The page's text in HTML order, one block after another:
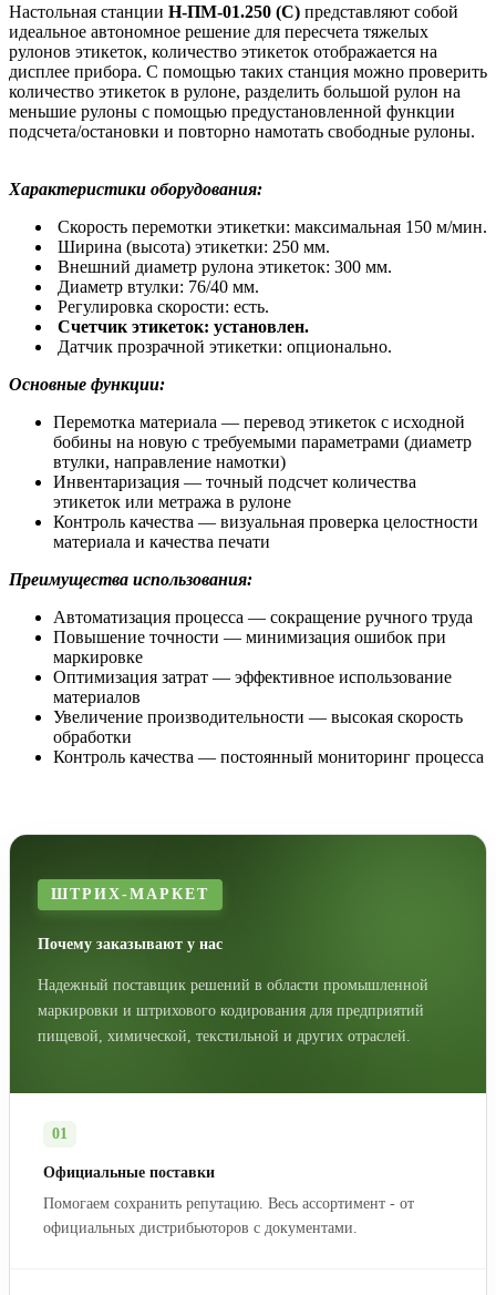
Настольная станции Н-ПМ-01.250 (С) представляют собой
идеальное автономное решение для пересчета тяжелых
рулонов этикеток, количество этикеток отображается на
дисплее прибора. С помощью таких станция можно проверить
количество этикеток в рулоне, разделить большой рулон на
меньшие рулоны с помощью предустановленной функции
подсчета/остановки и повторно намотать свободные рулоны.
Характеристики оборудования:
Скорость перемотки этикетки: максимальная 150 м/мин.
Ширина (высота) этикетки: 250 мм.
Внешний диаметр рулона этикеток: 300 мм.
Диаметр втулки: 76/40 мм.
Регулировка скорости: есть.
Счетчик этикеток: установлен.
Датчик прозрачной этикетки: опционально.
Основные функции:
Перемотка материала — перевод этикеток с исходной
бобины на новую с требуемыми параметрами (диаметр
втулки, направление намотки)
Инвентаризация — точный подсчет количества
этикеток или метража в рулоне
Контроль качества — визуальная проверка целостности
материала и качества печати
Преимущества использования:
Автоматизация процесса — сокращение ручного труда
Повышение точности — минимизация ошибок при
маркировке
Оптимизация затрат — эффективное использование
материалов
Увеличение производительности — высокая скорость
обработки
Контроль качества — постоянный мониторинг процесса
ШТРИХ-МАРКЕТ
Почему заказывают у нас
Надежный поставщик решений в области промышленной
маркировки и штрихового кодирования для предприятий
пищевой, химической, текстильной и других отраслей.
01
Официальные поставки
Помогаем сохранить репутацию. Весь ассортимент - от
официальных дистрибьюторов с документами.